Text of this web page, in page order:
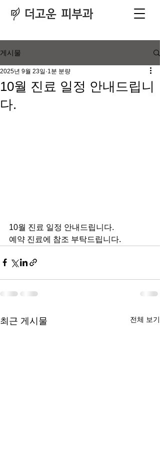
게시물
10월 진료 일정 안내드립니
다.
2025년 9월 23일 1분 분량
10월 진료 일정 안내드립니다.
예약 진료에 참조 부탁드립니다.
최근 게시물 전체 보기